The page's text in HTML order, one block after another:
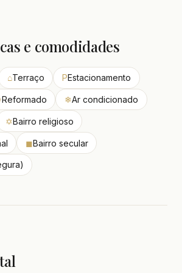
e comodidades
⌂Terraço PEstacionamento
Reformado ❄Ar condicionado
✡Bairro religioso
◼Bairro secular